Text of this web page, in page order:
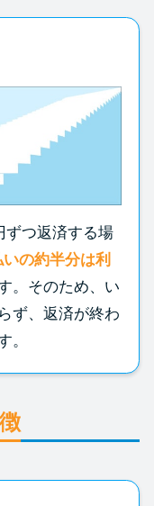
ずつ返済する場
の約半分は利
。そのため、い
ず、返済が終わ
。